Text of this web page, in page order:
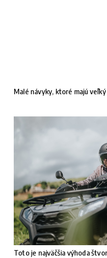
Malé návyky, ktoré majú
Toto je najväčšia výhoda